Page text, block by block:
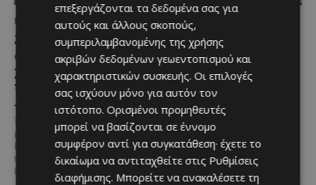
ΜΈΝΟΥΜΕ ΕΝΗΜΕΡΩΜΈΝΟΙ
Ξεκίνησε η
αντικατάσταση 100
χιλιομέτρων δικτύου
ύδρευσης στο κέντρο της
Λεμεσού
Έργο προϋπολογισμού €9,2 εκατ.
με συγχρηματοδότηση από την
Ε.Ε. Με τελετή που
πραγματοποιήθηκε το πρωί της
Πέμπτης, 6 Αυγούστου...
ΜΈΝΟΥΜΕ ΕΝΗΜΕΡΩΜΈΝΟΙ
Η Mercedes-Benz
γιορτάζει έναν αιώνα
ιστορίας και κοιτάζει
προς το μέλλον
Λίγες αυτοκινητοβιομηχανίες
μπορούν να ισχυριστούν ότι το
όνομά τους έγινε συνώνυμο της
ίδιας της ιστορίας του
αυτοκινήτου. Η...
επεξεργάζονται τα δεδομένα σας για
αυτούς και άλλους σκοπούς,
συμπεριλαμβανομένης της χρήσης
ακριβών δεδομένων γεωεντοπισμού και
χαρακτηριστικών συσκευής. Οι επιλογές
σας ισχύουν μόνο για αυτόν τον
ιστότοπο. Ορισμένοι προμηθευτές
μπορεί να βασίζονται σε έννομο
συμφέρον αντί για συγκατάθεση· έχετε το
δικαίωμα να αντιταχθείτε στις Ρυθμίσεις
διαφήμισης. Μπορείτε να ανακαλέσετε τη